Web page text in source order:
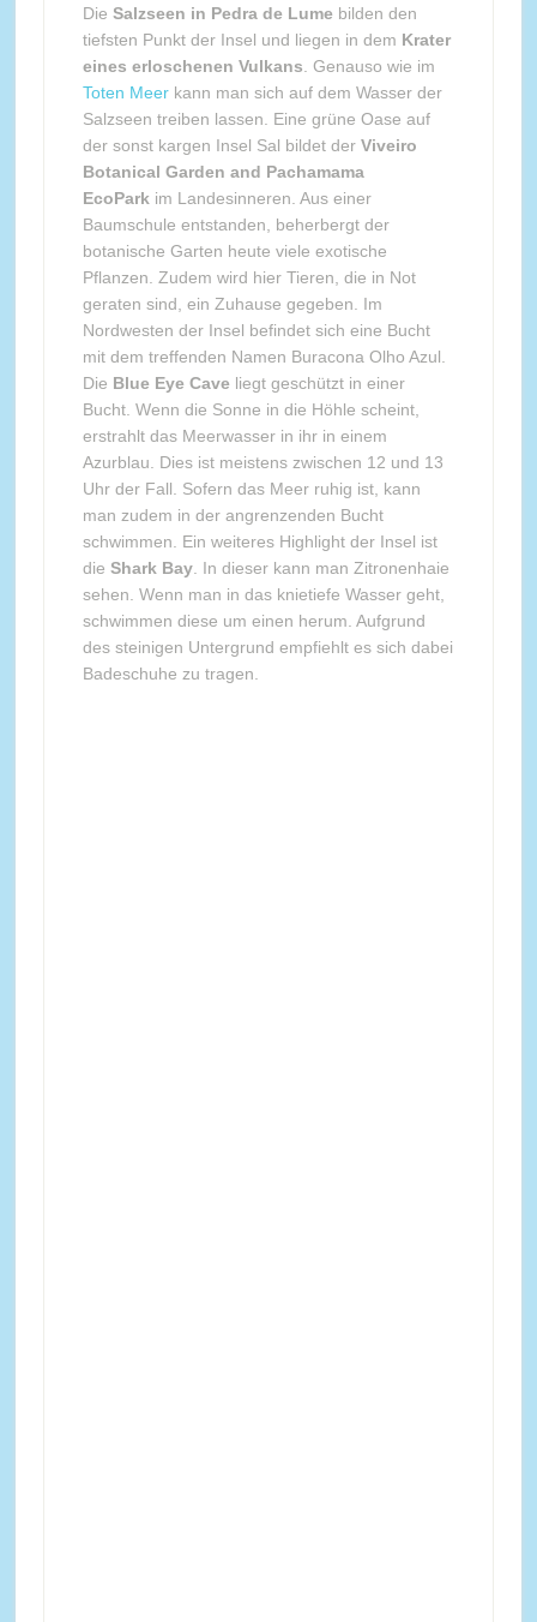
Die Salzseen in Pedra de Lume bilden den
tiefsten Punkt der Insel und liegen in dem Krater
eines erloschenen Vulkans . Genauso wie im
Toten Meerkann man sich auf dem Wasser der
Salzseen treiben lassen. Eine grüne Oase auf
der sonst kargen Insel Sal bildet der Viveiro
Botanical Garden and Pachamama
EcoPark im Landesinneren. Aus einer
Baumschule entstanden, beherbergt der
botanische Garten heute viele exotische
Pflanzen. Zudem wird hier Tieren, die in Not
geraten sind, ein Zuhause gegeben. Im
Nordwesten der Insel befindet sich eine Bucht
mit dem treffenden Namen Buracona Olho Azul.
Die Blue Eye Cave liegt geschützt in einer
Bucht. Wenn die Sonne in die Höhle scheint,
erstrahlt das Meerwasser in ihr in einem
Azurblau. Dies ist meistens zwischen 12 und 13
Uhr der Fall. Sofern das Meer ruhig ist, kann
man zudem in der angrenzenden Bucht
schwimmen. Ein weiteres Highlight der Insel ist
die Shark Bay. In dieser kann man Zitronenhaie
sehen. Wenn man in das knietiefe Wasser geht,
schwimmen diese um einen herum. Aufgrund
des steinigen Untergrund empfiehlt es sich dabei
Badeschuhe zu tragen.